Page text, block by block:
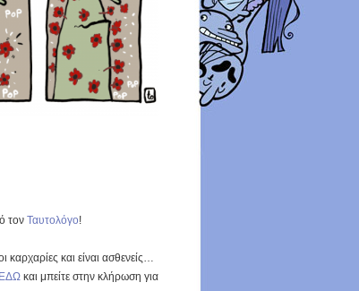
τον Ταυτολόγο!
καρχαρίες και είναι ασθενείς…
EΔΩ και μπείτε στην κλήρωση για